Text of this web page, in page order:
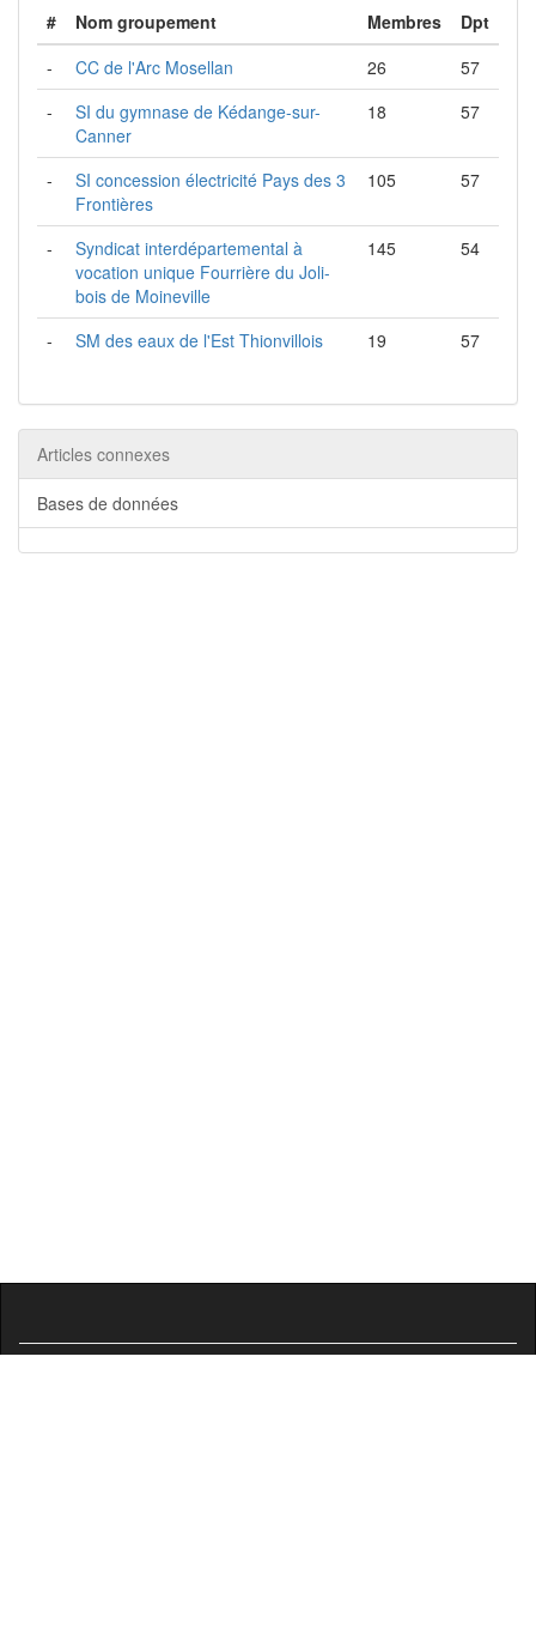
# Nom groupement Membres
Dpt
-
CC de l'Arc Mosellan 26
57
-
SI du gymnase de Kédange-sur-
Canner
18 57
-
SI concession électricité Pays des 3
Frontières
105 57
-
Syndicat interdépartemental à
vocation unique Fourrière du Joli-
bois de Moineville
145 54
- SM des eaux de l'Est Thionvillois 19 57
Articles connexes
Bases de données